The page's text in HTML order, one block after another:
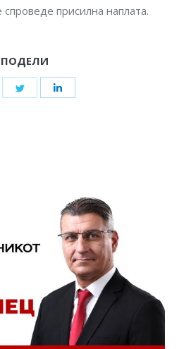
спроведе присилна наплата.
Share